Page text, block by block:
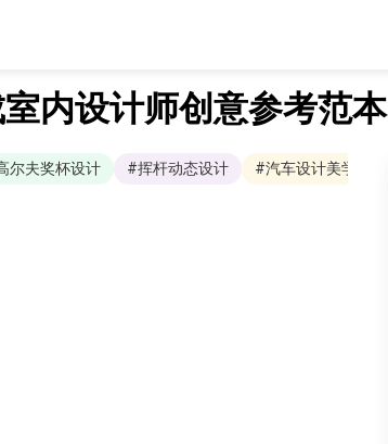
内设计师创意参考范本
尔夫奖杯设计 #挥杆动态设计 #汽车设计美学